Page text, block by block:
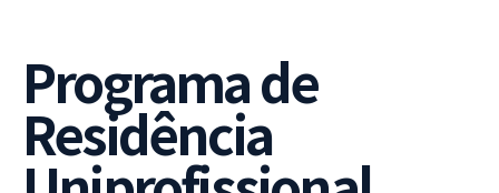
Programa de
Residência